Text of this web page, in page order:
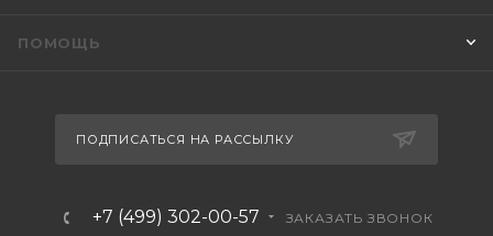
ПОМОЩЬ
ПОДПИСАТЬСЯ НА РАССЫЛКУ
+7 (499) 302-00-57 ЗАКАЗАТЬ ЗВОНОК